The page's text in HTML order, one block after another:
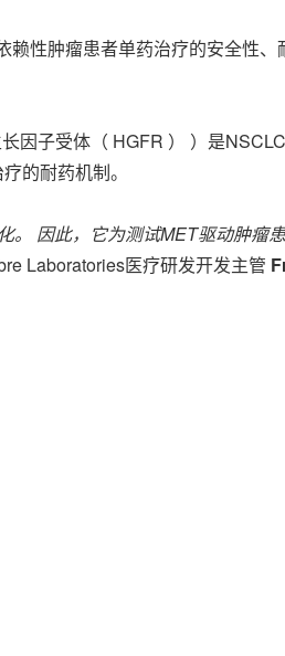
性肿瘤患者单药治疗的安全性、
因子受体（ HGFR ） ）是
的耐药机制。
。 因此，它为测试MET驱动肿瘤
Laboratories医疗研发开发主管